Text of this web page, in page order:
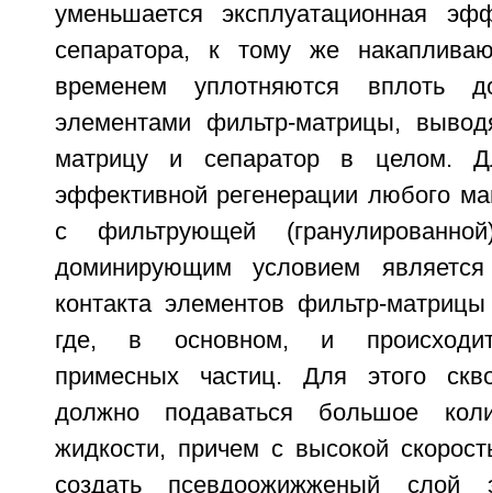
уменьшается эксплуатационная
сепаратора, к тому же
временем уплотняются вплоть
элементами фильтр-матрицы,
матрицу и сепаратор в целом.
эффективной регенерации любого
с фильтрующей
доминирующим условием
контакта элементов фильтр-
где, в основном, и происходит
примесных частиц. Для этого
должно подаваться большое
жидкости, причем с высокой
создать псевдоожижженый слой